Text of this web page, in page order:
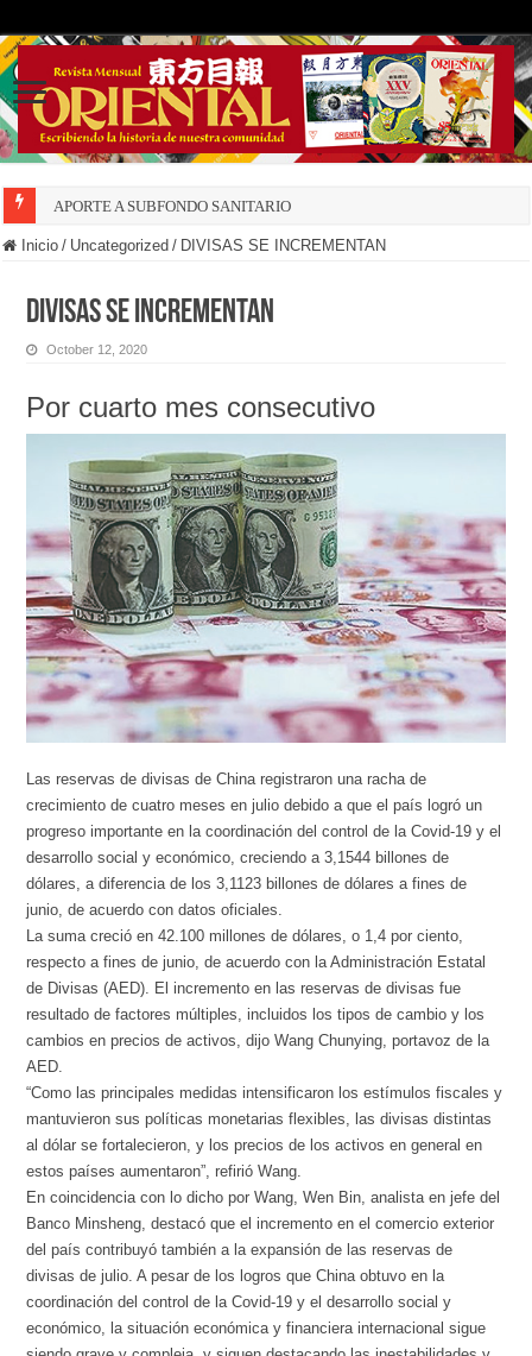
APORTE A SUBFONDO SANITARIO
Inicio / Uncategorized / DIVISAS SE INCREMENTAN
DIVISAS SE INCREMENTAN
October 12, 2020
Por cuarto mes consecutivo
Las reservas de divisas de China registraron una racha de
crecimiento de cuatro meses en julio debido a que el país logró un
progreso importante en la coordinación del control de la Covid-19 y el
desarrollo social y económico, creciendo a 3,1544 billones de
dólares, a diferencia de los 3,1123 billones de dólares a fines de
junio, de acuerdo con datos oficiales.
La suma creció en 42.100 millones de dólares, o 1,4 por ciento,
respecto a fines de junio, de acuerdo con la Administración Estatal
de Divisas (AED). El incremento en las reservas de divisas fue
resultado de factores múltiples, incluidos los tipos de cambio y los
cambios en precios de activos, dijo Wang Chunying, portavoz de la
AED.
“Como las principales medidas intensificaron los estímulos fiscales y
mantuvieron sus políticas monetarias flexibles, las divisas distintas
al dólar se fortalecieron, y los precios de los activos en general en
estos países aumentaron”, refirió Wang.
En coincidencia con lo dicho por Wang, Wen Bin, analista en jefe del
Banco Minsheng, destacó que el incremento en el comercio exterior
del país contribuyó también a la expansión de las reservas de
divisas de julio. A pesar de los logros que China obtuvo en la
coordinación del control de la Covid-19 y el desarrollo social y
económico, la situación económica y financiera internacional sigue